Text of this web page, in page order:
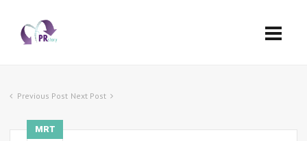
Previous Post Next Post
MRT